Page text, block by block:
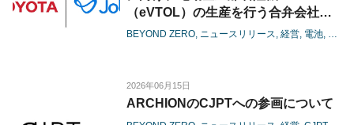
（eVTOL）の生産を行う合弁会社の
設立に着手
BEYOND ZERO ニュースリリース 経営 電池 カー
2026年06月15日
ARCHIONのCJPTへの参画について